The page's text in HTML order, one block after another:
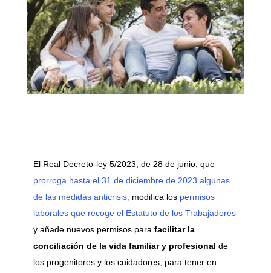
El Real Decreto-ley 5/2023, de 28 de junio, que
prorroga hasta el 31 de diciembre de 2023 algunas
de las medidas anticrisis, modifica los permisos
laborales que recoge el Estatuto de los Trabajadores
y añade nuevos permisos para facilitar la
conciliación de la vida familiar y profesional de
los progenitores y los cuidadores, para tener en